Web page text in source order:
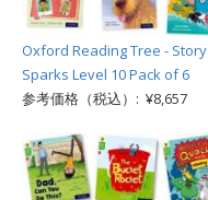
Oxford Reading Tree - Story
Sparks Level 10 Pack of 6
参考価格（税込）: ¥8,657